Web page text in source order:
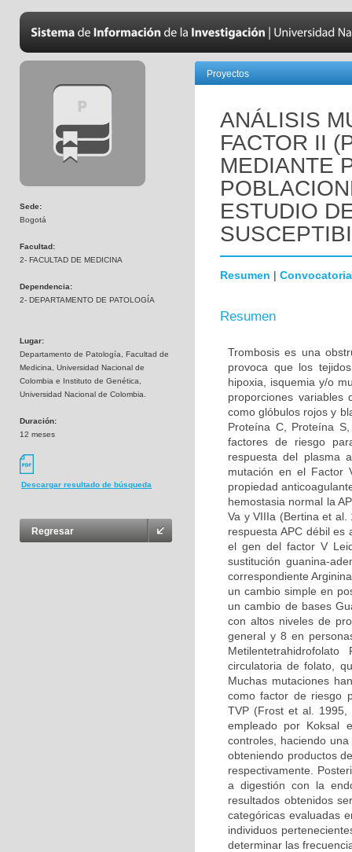
Sede:
Bogotá
Facultad:
2- FACULTAD DE MEDICINA
Dependencia:
2- DEPARTAMENTO DE PATOLOGÍA
Lugar:
Departamento de Patología, Facultad de
Medicina, Universidad Nacional de
Colombia e Instituto de Genética,
Universidad Nacional de Colombia.
Duración:
12 meses
Descargar resultado de búsqueda
Regresar
Proyectos
ANÁLISIS
FACTOR II
MEDIANTE
ESTUDIO
Resumen | Convocatoria
Resumen
Trombosis es una
provoca que los
hipoxia, isquemia y/o
proporciones variables
como glóbulos rojos y
Proteína C, Proteína
factores de riesgo
respuesta del plasma
mutación en el Factor
propiedad
hemostasia normal la
Va y VIIIa (Bertina et
respuesta APC débil es
el gen del factor V
sustitución guanina-
correspondiente
un cambio simple en
un cambio de bases
con altos niveles de
general y 8 en
circulatoria de folato,
Muchas mutaciones
como factor de riesgo
TVP (Frost et al. 1995,
empleado por Koksal
controles, haciendo
obteniendo productos
respectivamente.
a digestión con la
resultados obtenidos
categóricas evaluadas
individuos
determinar las